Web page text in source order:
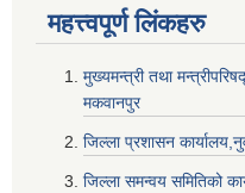
महत्त्वपूर्ण लि‌ंकहरु
मुख्यमन्त्री तथा
मकवानपुर
जिल्ला प्रशासन
जिल्ला समन्वय समितिको